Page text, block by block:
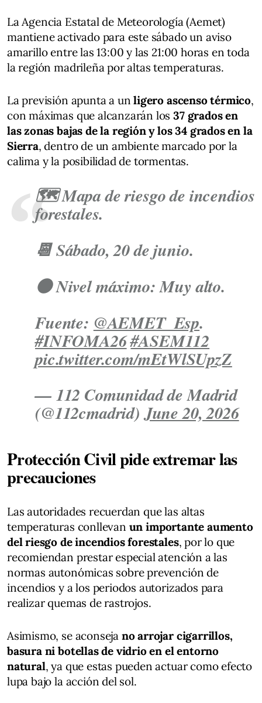
La Agencia Estatal de Meteorología (Aemet)
mantiene activado para este sábado un aviso
amarillo entre las 13:00 y las 21:00 horas en toda
la región madrileña por altas temperaturas.
La previsión apunta a unligero ascenso térmico,
con máximas que alcanzarán los37 grados en
las zonas bajas de la región y los 34 grados en la
Sierra, dentro de un ambiente marcado por la
calima y la posibilidad de tormentas.
🗺️ Mapa de riesgo de incendios
forestales.
📆 Sábado, 20 de junio.
🟠 Nivel máximo: Muy alto.
Fuente: @AEMET_Esp.
#INFOMA26#ASEM112
pic.twitter.com/mEtWlSUpzZ
— 112 Comunidad de Madrid
(@112cmadrid)June 20, 2026
Protección Civil pide extremar las
precauciones
Las autoridades recuerdan que las altas
temperaturas conllevan un importante aumento
del riesgo de incendios forestales, por lo que
recomiendan prestar especial atención a las
normas autonómicas sobre prevención de
incendios y a los periodos autorizados para
realizar quemas de rastrojos.
Asimismo, se aconseja no arrojar cigarrillos,
basura ni botellas de vidrio en el entorno
natural, ya que estas pueden actuar como efecto
lupa bajo la acción del sol.